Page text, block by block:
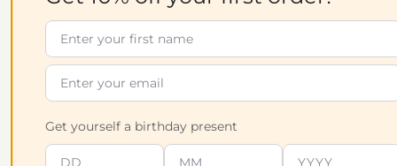
Einnahme von Curcuma-Produkten die
sogenannte Bioverfügbarkeit entscheidend.
WAS BEDEUTET BIOVERFÜGBARKEIT?
Die Bioverfügbarkeit beschreibt, wie viel eines
Wirkstoffs tatsächlich im Blutkreislauf ankommt –
und damit im Körper wirken kann.
Get yourself a birthday present